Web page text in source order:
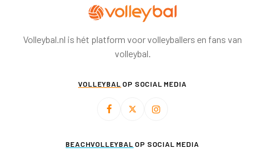
Volleybal.nl is hét platform voor volleyballers en fans van
volleybal.
VOLLEYBAL OP SOCIAL MEDIA
BEACHVOLLEYBAL OP SOCIAL MEDIA